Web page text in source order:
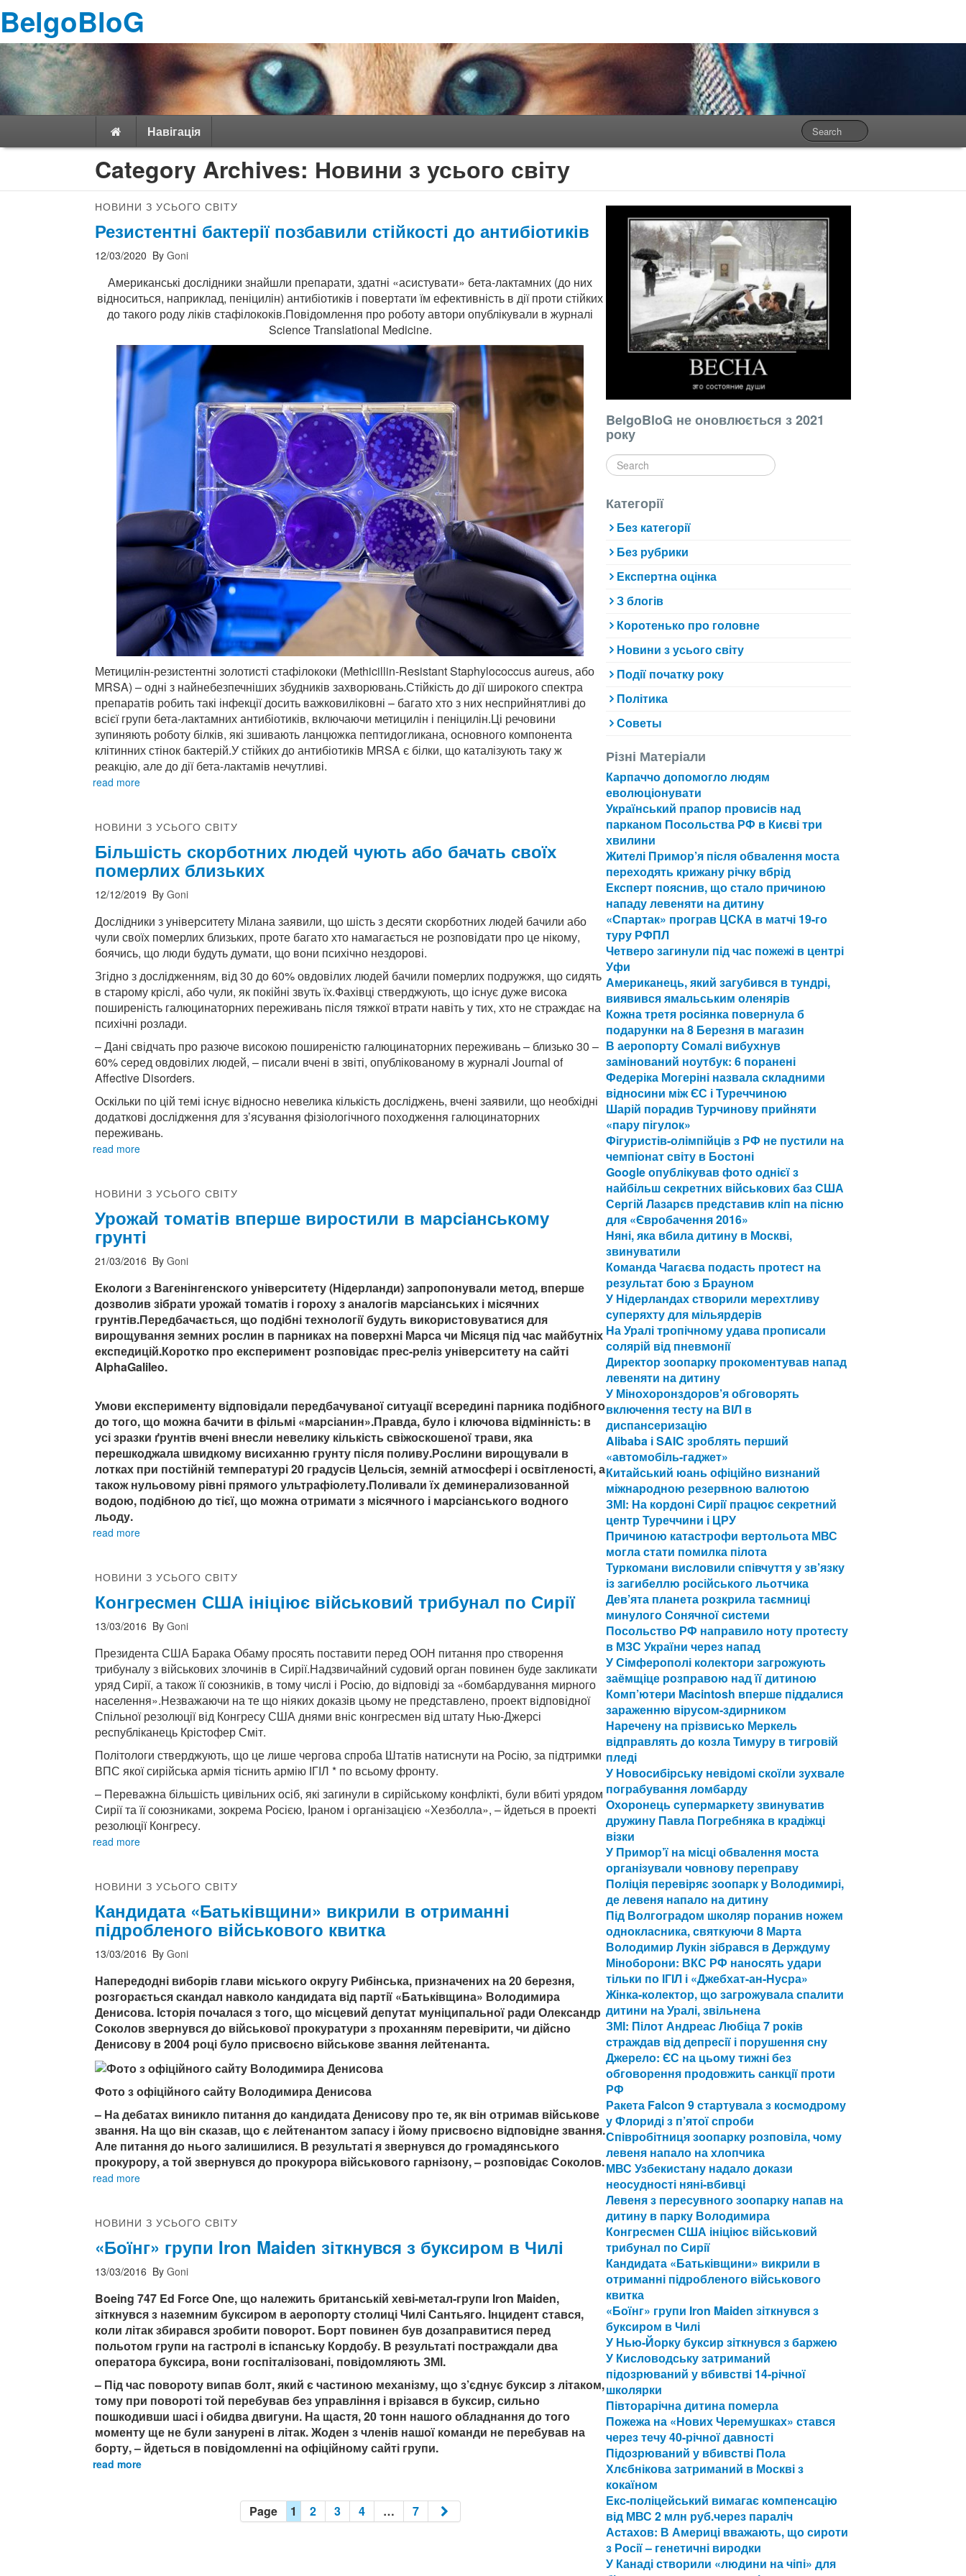
BelgoBloG
Навігація
Category Archives: Новини з усього світу
НОВИНИ З УСЬОГО СВІТУ
Резистентні бактерії позбавили стійкості до антибіотиків
12/03/2020 By Goni
Американські дослідники знайшли препарати, здатні «асистувати» бета-лактамних (до них
відноситься, наприклад, пеніцилін) антибіотиків і повертати їм ефективність в дії проти стійких
до такого роду ліків стафілококів.Повідомлення про роботу автори опублікували в журналі
Science Translational Medicine.
Метицилін-резистентні золотисті стафілококи (Methicillin-Resistant Staphylococcus aureus, або
MRSA) – одні з найнебезпечніших збудників захворювань.Стійкість до дії широкого спектра
препаратів робить такі інфекції досить важковиліковні – багато хто з них несприйнятливі до
всієї групи бета-лактамних антибіотиків, включаючи метицилін і пеніцилін.Ці речовини
зупиняють роботу білків, які зшивають ланцюжка пептидогликана, основного компонента
клітинних стінок бактерій.У стійких до антибіотиків MRSA є білки, що каталізують таку ж
реакцію, але до дії бета-лактамів нечутливі.
read more
НОВИНИ З УСЬОГО СВІТУ
Більшість скорботних людей чують або бачать своїх
померлих близьких
12/12/2019 By Goni
Дослідники з університету Мілана заявили, що шість з десяти скорботних людей бачили або
чули своїх померлих близьких, проте багато хто намагається не розповідати про це нікому,
боячись, що люди будуть думати, що вони психічно нездорові.
Згідно з дослідженням, від 30 до 60% овдовілих людей бачили померлих подружжя, що сидять
в старому кріслі, або чули, як покійні звуть їх.Фахівці стверджують, що існує дуже висока
поширеність галюцинаторних переживань після тяжкої втрати навіть у тих, хто не страждає на
психічні розлади.
– Дані свідчать про разюче високою поширеністю галюцинаторних переживань – близько 30 –
60% серед овдовілих людей, – писали вчені в звіті, опублікованому в журналі Journal of
Affective Disorders.
Оскільки по цій темі існує відносно невелика кількість досліджень, вчені заявили, що необхідні
додаткові дослідження для з’ясування фізіологічного походження галюцинаторних
переживань.
read more
НОВИНИ З УСЬОГО СВІТУ
Урожай томатів вперше виростили в марсіанському
грунті
21/03/2016 By Goni
Екологи з Вагенінгенского університету (Нідерланди) запропонували метод, вперше
дозволив зібрати урожай томатів і гороху з аналогів марсіанських і місячних
грунтів.Передбачається, що подібні технології будуть використовуватися для
вирощування земних рослин в парниках на поверхні Марса чи Місяця під час майбутніх
експедицій.Коротко про експеримент розповідає прес-реліз університету на сайті
AlphaGalileo.
Умови експерименту відповідали передбачуваної ситуації всередині парника подібного
до того, що можна бачити в фільмі «марсіанин».Правда, було і ключова відмінність: в
усі зразки ґрунтів вчені внесли невелику кількість свіжоскошеної трави, яка
перешкоджала швидкому висиханню грунту після поливу.Рослини вирощували в
лотках при постійній температурі 20 градусів Цельсія, земній атмосфері і освітленості, а
також нульовому рівні прямого ультрафіолету.Поливали їх деминерализованной
водою, подібною до тієї, що можна отримати з місячного і марсіанського водного
льоду.
read more
НОВИНИ З УСЬОГО СВІТУ
Конгресмен США ініціює військовий трибунал по Сирії
13/03/2016 By Goni
Президента США Барака Обаму просять поставити перед ООН питання про створення
трибуналу з військових злочинів в Сирії.Надзвичайний судовий орган повинен буде закликати
уряд Сирії, а також її союзників, в тому числі і Росію, до відповіді за «бомбардування мирного
населення».Незважаючи на те що ніяких доказів цьому не представлено, проект відповідної
Спільної резолюції від Конгресу США днями вніс конгресмен від штату Нью-Джерсі
республіканець Крістофер Сміт.
Політологи стверджують, що це лише чергова спроба Штатів натиснути на Росію, за підтримки
ВПС якої сирійська армія тіснить армію ІГІЛ * по всьому фронту.
– Переважна більшість цивільних осіб, які загинули в сирійському конфлікті, були вбиті урядом
Сирії та її союзниками, зокрема Росією, Іраном і організацією «Хезболла», – йдеться в проекті
резолюції Конгресу.
read more
НОВИНИ З УСЬОГО СВІТУ
Кандидата «Батьківщини» викрили в отриманні
підробленого військового квитка
13/03/2016 By Goni
Напередодні виборів глави міського округу Рибінська, призначених на 20 березня,
розгорається скандал навколо кандидата від партії «Батьківщина» Володимира
Денисова. Історія почалася з того, що місцевий депутат муніципальної ради Олександр
Соколов звернувся до військової прокуратури з проханням перевірити, чи дійсно
Денисову в 2004 році було присвоєно військове звання лейтенанта.
Фото з офіційного сайту Володимира Денисова
– На дебатах виникло питання до кандидата Денисову про те, як він отримав військове
звання. На що він сказав, що є лейтенантом запасу і йому присвоєно відповідне звання.
Але питання до нього залишилися. В результаті я звернувся до громадянського
прокурору, а той звернувся до прокурора військового гарнізону, – розповідає Соколов.
read more
НОВИНИ З УСЬОГО СВІТУ
«Боїнг» групи Iron Maiden зіткнувся з буксиром в Чилі
13/03/2016 By Goni
Boeing 747 Ed Force One, що належить британській хеві-метал-групи Iron Maiden,
зіткнувся з наземним буксиром в аеропорту столиці Чилі Сантьяго. Інцидент стався,
коли літак збирався зробити поворот. Борт повинен був дозаправитися перед
польотом групи на гастролі в іспанську Кордобу. В результаті постраждали два
оператора буксира, вони госпіталізовані, повідомляють ЗМІ.
– Під час повороту випав болт, який є частиною механізму, що з’єднує буксир з літаком,
тому при повороті той перебував без управління і врізався в буксир, сильно
пошкодивши шасі і обидва двигуни. На щастя, 20 тонн нашого обладнання до того
моменту ще не були занурені в літак. Жоден з членів нашої команди не перебував на
борту, – йдеться в повідомленні на офіційному сайті групи.
read more
Page 1 2 3 4 … 7
BelgoBloG не оновлюється з 2021
року
Категорії
Без категорії
Без рубрики
Експертна оцінка
З блогів
Коротенько про головне
Новини з усього світу
Події початку року
Політика
Советы
Різні Матеріали
Карпаччо допомогло людям
еволюціонувати
Український прапор провисів над
парканом Посольства РФ в Києві три
хвилини
Жителі Примор’я після обвалення моста
переходять крижану річку вбрід
Експерт пояснив, що стало причиною
нападу левеняти на дитину
«Спартак» програв ЦСКА в матчі 19-го
туру РФПЛ
Четверо загинули під час пожежі в центрі
Уфи
Американець, який загубився в тундрі,
виявився ямальським оленярів
Кожна третя росіянка повернула б
подарунки на 8 Березня в магазин
В аеропорту Сомалі вибухнув
замінований ноутбук: 6 поранені
Федеріка Могеріні назвала складними
відносини між ЄС і Туреччиною
Шарій порадив Турчинову прийняти
«пару пігулок»
Фігуристів-олімпійців з РФ не пустили на
чемпіонат світу в Бостоні
Google опублікував фото однієї з
найбільш секретних військових баз США
Сергій Лазарєв представив кліп на пісню
для «Євробачення 2016»
Няні, яка вбила дитину в Москві,
звинуватили
Команда Чагаєва подасть протест на
результат бою з Брауном
У Нідерландах створили мерехтливу
суперяхту для мільярдерів
На Уралі тропічному удава прописали
солярій від пневмонії
Директор зоопарку прокоментував напад
левеняти на дитину
У Мінохоронздоров’я обговорять
включення тесту на ВІЛ в
диспансеризацію
Alibaba і SAIC зроблять перший
«автомобіль-гаджет»
Китайський юань офіційно визнаний
міжнародною резервною валютою
ЗМІ: На кордоні Сирії працює секретний
центр Туреччини і ЦРУ
Причиною катастрофи вертольота МВС
могла стати помилка пілота
Туркомани висловили співчуття у зв’язку
із загибеллю російського льотчика
Дев’ята планета розкрила таємниці
минулого Сонячної системи
Посольство РФ направило ноту протесту
в МЗС України через напад
У Сімферополі колектори загрожують
заёмщіце розправою над її дитиною
Комп’ютери Macintosh вперше піддалися
зараженню вірусом-здирником
Наречену на прізвисько Меркель
відправлять до козла Тимуру в тигровій
пледі
У Новосибірську невідомі скоїли зухвале
пограбування ломбарду
Охоронець супермаркету звинуватив
дружину Павла Погребняка в крадіжці
візки
У Примор’ї на місці обвалення моста
організували човнову переправу
Поліція перевіряє зоопарк у Володимирі,
де левеня напало на дитину
Під Волгоградом школяр поранив ножем
однокласника, святкуючи 8 Марта
Володимир Лукін зібрався в Держдуму
Міноборони: ВКС РФ наносять удари
тільки по ІГІЛ і «Джебхат-ан-Нусра»
Жінка-колектор, що загрожувала спалити
дитини на Уралі, звільнена
ЗМІ: Пілот Андреас Любіца 7 років
страждав від депресії і порушення сну
Джерело: ЄС на цьому тижні без
обговорення продовжить санкції проти
РФ
Ракета Falcon 9 стартувала з космодрому
у Флориді з п’ятої спроби
Співробітниця зоопарку розповіла, чому
левеня напало на хлопчика
МВС Узбекистану надало докази
неосудності няні-вбивці
Левеня з пересувного зоопарку напав на
дитину в парку Володимира
Конгресмен США ініціює військовий
трибунал по Сирії
Кандидата «Батьківщини» викрили в
отриманні підробленого військового
квитка
«Боїнг» групи Iron Maiden зіткнувся з
буксиром в Чилі
У Нью-Йорку буксир зіткнувся з баржею
У Кисловодську затриманий
підозрюваний у вбивстві 14-річної
школярки
Півторарічна дитина померла
Пожежа на «Нових Черемушках» стався
через течу 40-річної давності
Підозрюваний у вбивстві Пола
Хлєбнікова затриманий в Москві з
кокаїном
Екс-поліцейський вимагає компенсацію
від МВС 2 млн руб.через параліч
Астахов: В Америці вважають, що сироти
з Росії – генетичні виродки
У Канаді створили «людини на чіпі» для